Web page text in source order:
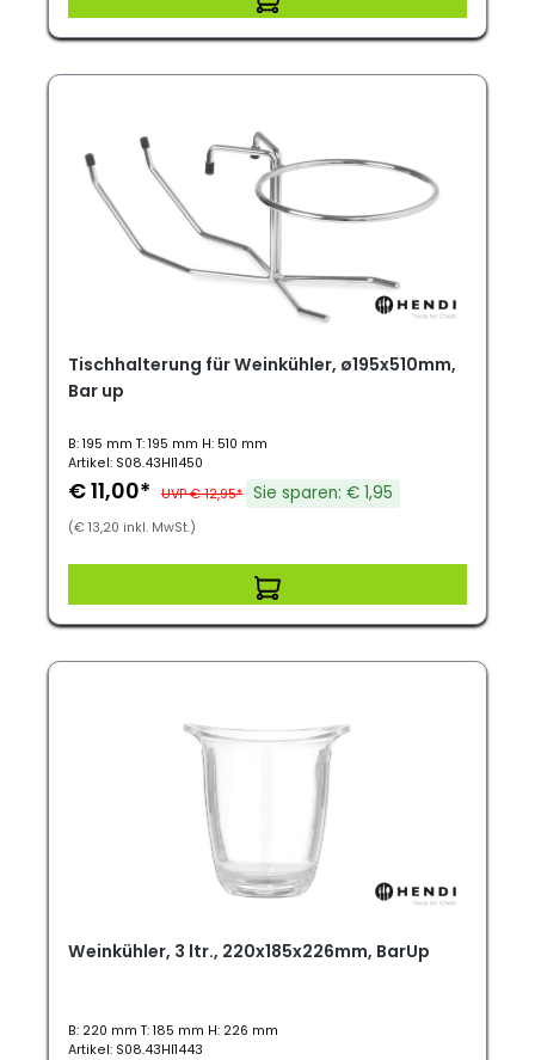
Tischhalterung für Weinkühler, ø195x510mm,
Bar up
B: 195 mm T: 195 mm H: 510 mm
Artikel: S08.43HI1450
€ 11,00* UVP € 12,95* Sie sparen: € 1,95
(€ 13,20 inkl. MwSt.)
Weinkühler, 3 ltr., 220x185x226mm, BarUp
B: 220 mm T: 185 mm H: 226 mm
Artikel: S08.43HI1443